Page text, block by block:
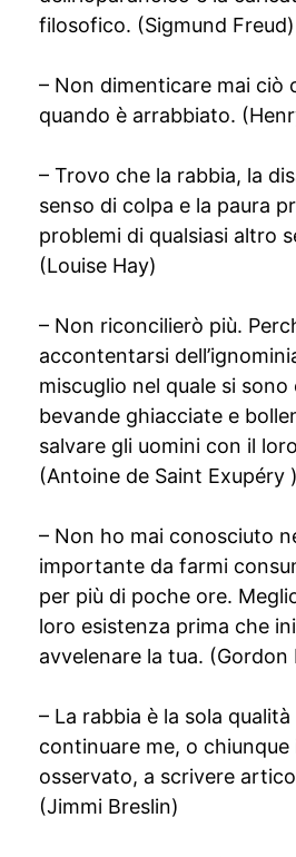
filosofico. (Sigmund Freud)
– Non dimenticare mai ciò
quando è arrabbiato.
– Trovo che la rabbia, la
senso di colpa e la paura
problemi di qualsiasi altro
(Louise Hay)
– Non riconcilierò più.
accontentarsi
miscuglio nel quale si
bevande ghiacciate e
salvare gli uomini con il
(Antoine de Saint Exupéry )
– Non ho mai conosciuto
importante da farmi
per più di poche ore.
loro esistenza prima che
avvelenare la tua. (Gordon
– La rabbia è la sola
continuare me, o chiunque
osservato, a scrivere
(Jimmi Breslin)